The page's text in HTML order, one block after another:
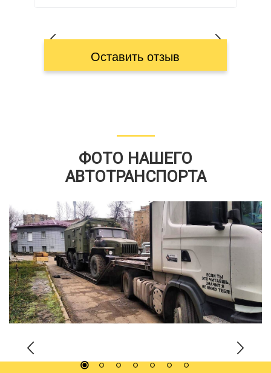
Оставить отзыв
ФОТО НАШЕГО
АВТОТРАНСПОРТА